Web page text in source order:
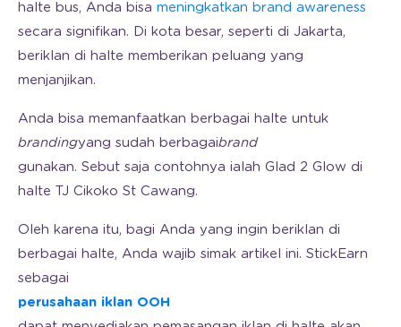
halte bus, Anda bisa meningkatkan brand awareness
secara signifikan. Di kota besar, seperti di Jakarta,
beriklan di halte memberikan peluang yang
menjanjikan.
Anda bisa memanfaatkan berbagai halte untuk
brandingyang sudah berbagaibrand
gunakan. Sebut saja contohnya ialah Glad 2 Glow di
halte TJ Cikoko St Cawang.
Oleh karena itu, bagi Anda yang ingin beriklan di
berbagai halte, Anda wajib simak artikel ini. StickEarn
sebagai
perusahaan iklan OOH